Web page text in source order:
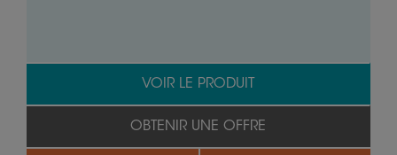
VOIR LE PRODUIT
OBTENIR UNE OFFRE